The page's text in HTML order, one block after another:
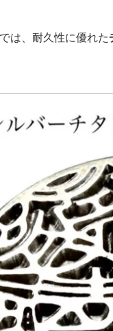
は、耐久性に優れた